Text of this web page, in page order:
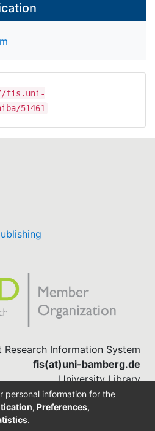
fis.uni-
51461
Research Information System
fis(at)uni-bamberg.de
University Library
(0951) 863-1568
personal information for the
Preferences,
.